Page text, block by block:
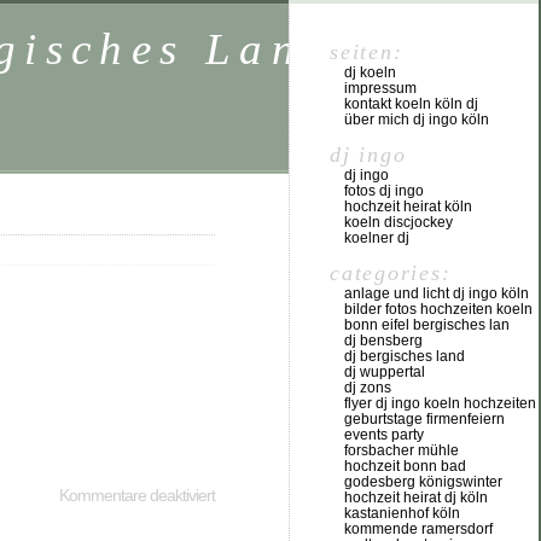
Land NRW
Kommentare deaktiviert
seiten:
dj koeln
impressum
kontakt koeln köln dj
über mich dj ingo köln
dj ingo
dj ingo
fotos dj ingo
hochzeit heirat köln
koeln discjockey
koelner dj
categories:
anlage und licht dj ingo köln
bilder fotos hochzeiten koeln
bonn eifel bergisches lan
dj bensberg
dj bergisches land
dj wuppertal
dj zons
flyer dj ingo koeln hochzeiten
geburtstage firmenfeiern
events party
forsbacher mühle
hochzeit bonn bad
godesberg königswinter
hochzeit heirat dj köln
kastanienhof köln
kommende ramersdorf